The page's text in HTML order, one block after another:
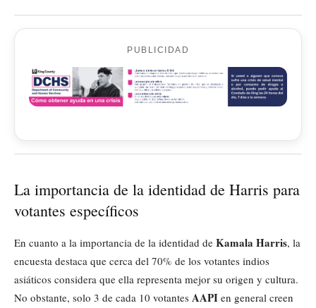
PUBLICIDAD
La importancia de la identidad de Harris para
votantes específicos
En cuanto a la importancia de la identidad de Kamala Harris, la
encuesta destaca que cerca del 70% de los votantes indios
asiáticos considera que ella representa mejor su origen y cultura.
No obstante, solo 3 de cada 10 votantes AAPI en general creen